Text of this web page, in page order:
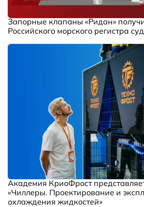
Запорные клапаны «Ридан»
Российского морского регистра
Академия КриоФрост
«Чиллеры. Проектирование и
охлаждения жидкостей»